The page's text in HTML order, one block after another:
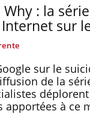
Why : la
sur
sur le
de la
apportées à ce